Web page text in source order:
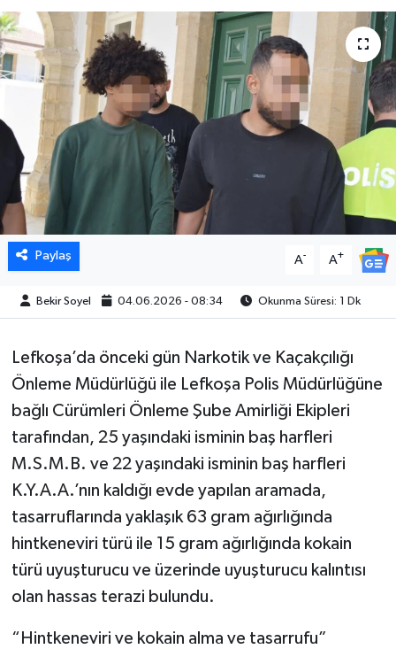
Paylaş A- A+
Bekir Soyel 04.06.2026 - 08:34 Okunma Süresi: 1 Dk
Lefkoşa’da önceki gün Narkotik ve Kaçakçılığı
Önleme Müdürlüğü ile Lefkoşa Polis Müdürlüğüne
bağlı Cürümleri Önleme Şube Amirliği Ekipleri
tarafından, 25 yaşındaki isminin baş harfleri
M.S.M.B. ve 22 yaşındaki isminin baş harfleri
K.Y.A.A.’nın kaldığı evde yapılan aramada,
tasarruflarında yaklaşık 63 gram ağırlığında
hintkeneviri türü ile 15 gram ağırlığında kokain
türü uyuşturucu ve üzerinde uyuşturucu kalıntısı
olan hassas terazi bulundu.
“Hintkeneviri ve kokain alma ve tasarrufu”